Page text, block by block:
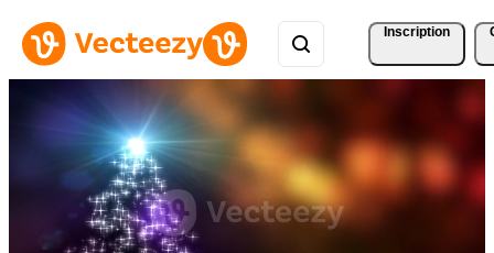
Inscription